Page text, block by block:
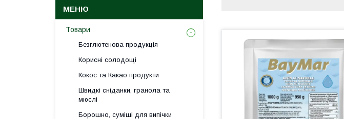
Товари
Безглютенова продукція
Корисні солодощі
Кокос та Какао продукти
Швидкі сніданки, гранола та
мюслі
Борошно, суміші для випічки